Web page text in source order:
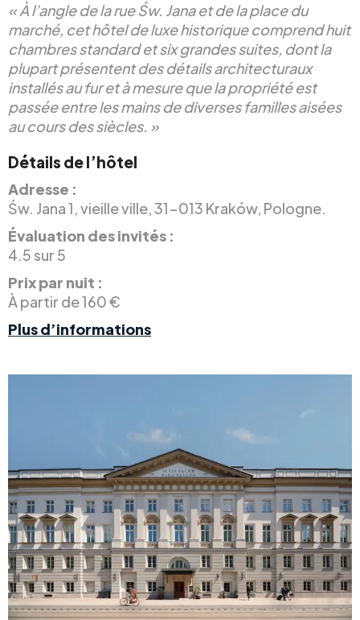
« À l’angle de la rue Św. Jana et de la place du
marché, cet hôtel de luxe historique comprend huit
chambres standard et six grandes suites, dont la
plupart présentent des détails architecturaux
installés au fur et à mesure que la propriété est
passée entre les mains de diverses familles aisées
au cours des siècles. »
Détails de l’hôtel
Adresse :
Św. Jana 1, vieille ville, 31-013 Kraków, Pologne.
Évaluation des invités :
4.5 sur 5
Prix par nuit :
À partir de 160 €
Plus d’informations